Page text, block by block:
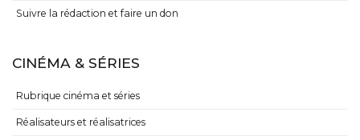
Suivre la rédaction et faire un don
CINÉMA & SÉRIES
Rubrique cinéma et séries
Réalisateurs et réalisatrices